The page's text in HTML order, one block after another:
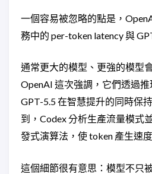
一個容易被忽略的點是，
務中的 per-token latency 與
通常更大的模型、更強的模型
OpenAI 這次強調，它們透過
GPT-5.5 在智慧提升的同時保
到，Codex 分析生產流量模式
發式演算法，使 token 產生速
這個細節很有意思：模型不只